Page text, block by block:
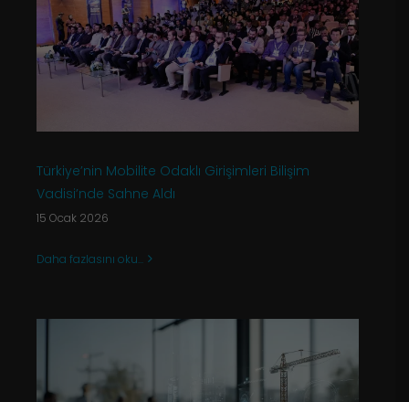
Türkiye’nin Mobilite Odaklı Girişimleri Bilişim
Vadisi’nde Sahne Aldı
15 Ocak 2026
Daha fazlasını oku...